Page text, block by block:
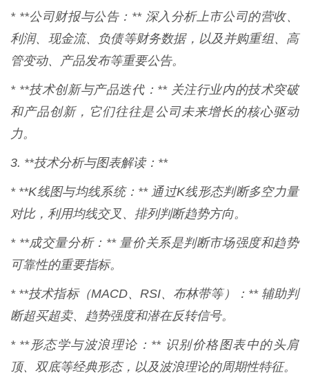
* **公司财报与公告：** 深入分析上市公司的营收、
利润、现金流、负债等财务数据，以及并购重组、高
管变动、产品发布等重要公告。
* **技术创新与产品迭代：** 关注行业内的技术突破
和产品创新，它们往往是公司未来增长的核心驱动
力。
3. **技术分析与图表解读：**
* **K线图与均线系统：** 通过K线形态判断多空力量
对比，利用均线交叉、排列判断趋势方向。
* **成交量分析：** 量价关系是判断市场强度和趋势
可靠性的重要指标。
* **技术指标（MACD、RSI、布林带等）：** 辅助判
断超买超卖、趋势强度和潜在反转信号。
* **形态学与波浪理论：** 识别价格图表中的头肩
顶、双底等经典形态，以及波浪理论的周期性特征。